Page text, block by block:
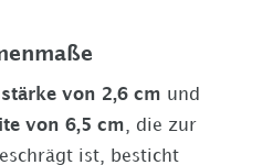
von 2,6 cm und
von 6,5 cm , die zur
ist, besticht